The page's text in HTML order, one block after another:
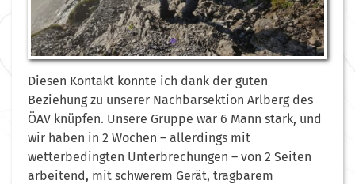
Diesen Kontakt konnte ich dank der guten
Beziehung zu unserer Nachbarsektion Arlberg des
ÖAV knüpfen. Unsere Gruppe war 6 Mann stark, und
wir haben in 2 Wochen – allerdings mit
wetterbedingten Unterbrechungen – von 2 Seiten
arbeitend, mit schwerem Gerät, tragbarem